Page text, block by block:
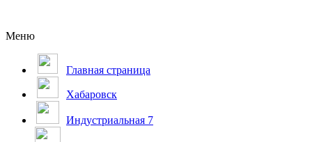
Меню
Главная страница
Хабаровск
Индустриальная 7